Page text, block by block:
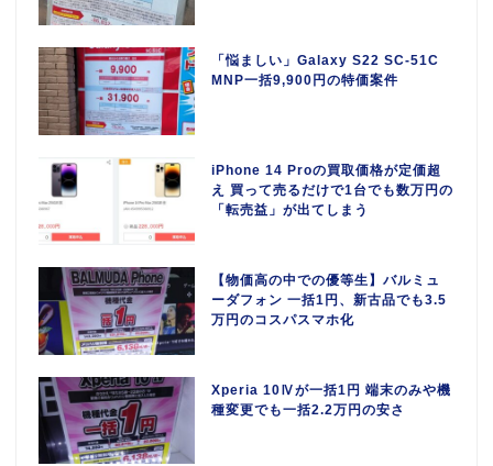
「悩ましい」Galaxy S22 SC-51C
MNP一括9,900円の特価案件
iPhone 14 Proの買取価格が定価超
え 買って売るだけで1台でも数万円の
「転売益」が出てしまう
【物価高の中での優等生】バルミュ
ーダフォン 一括1円、新古品でも3.5
万円のコスパスマホ化
Xperia 10Ⅳが一括1円 端末のみや機
種変更でも一括2.2万円の安さ